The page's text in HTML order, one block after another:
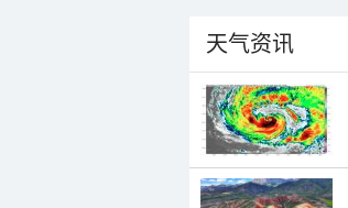
天气资讯